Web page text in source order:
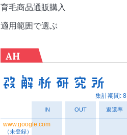
育毛商品通販購入
適用範囲で選ぶ
AH